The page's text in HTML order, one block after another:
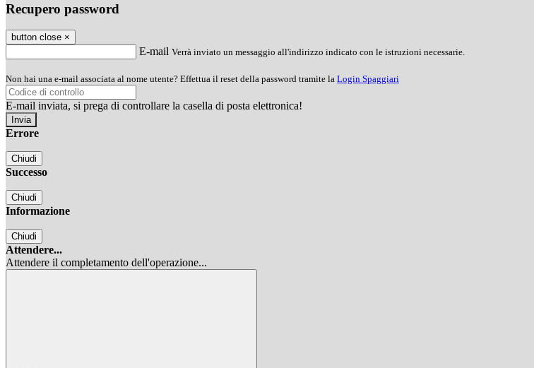
Recupero password
button close ×
E-mail Verrà inviato un messaggio all'indirizzo indicato con le istruzioni necessarie.
Non hai una e-mail associata al nome utente? Effettua il reset della password tramite la Login Spaggiari
E-mail inviata, si prega di controllare la casella di posta elettronica!
Errore
Chiudi
Successo
Chiudi
Informazione
Chiudi
Attendere...
Attendere il completamento dell'operazione...